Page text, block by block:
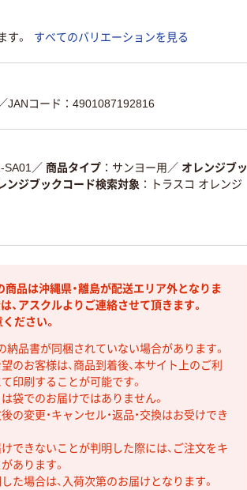
す。
すべてのバリエーションを見る
／JANコード：4901087192816
SA01 ／ 商品タイプ サンヨー用 ／ オレンジブッ
ンジブックコード検索対象
トラスコ オレンジ
品は沖縄県・離島が配送エリア外となりま
、アスクルよりご連絡させて頂きます。
ださい。
納品書が同梱されていない場合があります。
のお客様は、商品到着後、本サイト上のご利
印刷することが可能です。
袋でのお届けではありません。
の変更・キャンセル・返品・交換はお受けでき
できないことが判明した際には、ご注文をキ
あります。
た場合は、入荷次第のお届けとなります。